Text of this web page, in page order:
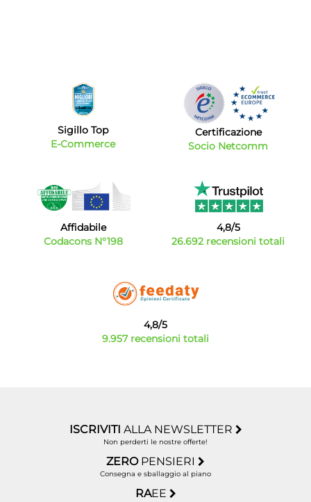
Sigillo Top
E-Commerce
Certificazione
Socio Netcomm
Affidabile
Codacons N°198
4,8/5
26.692 recensioni totali
4,8/5
9.957 recensioni totali
ISCRIVITI ALLA NEWSLETTER
Non perderti le nostre offerte!
ZERO PENSIERI
Consegna e sballaggio al piano
RAEE